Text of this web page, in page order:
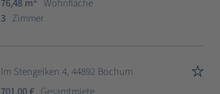
76,48 m
Wohnfläche
3 Zimmer
Im Stengelken 4, 44892 Bochum